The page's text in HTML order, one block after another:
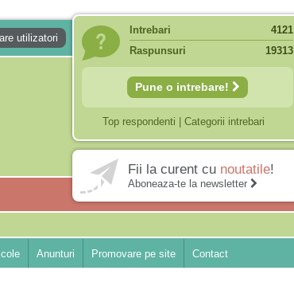
utilizatori
Intrebari
4121
Raspunsuri
19313
Pune o intrebare!
Top respondenti Categorii intrebari
Fii la curent cu noutatile!
Aboneaza-te la newsletter
Anunturi Promovare pe site Contact